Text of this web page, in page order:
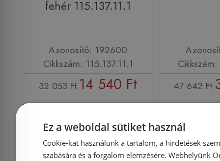
fehér 115.137.11.1
Azonosító: 192600
Cikkszám: 115.137.11.1
32 053 Ft 14 540 Ft 47 642 Ft
-51%
Raktáron Rendelésre
Ez a weboldal sütiket használ
Cookie-kat használunk a tartalom, a hirdetések
szabására és a forgalom elemzésére. Webhelyünk